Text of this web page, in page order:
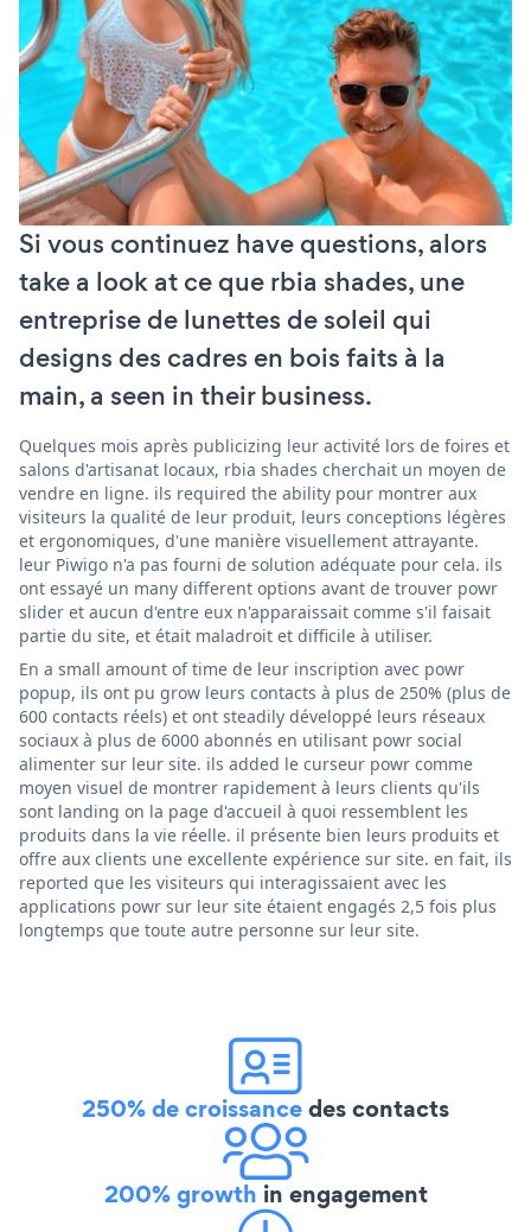
Si vous continuez have questions, alors
take a look at ce que rbia shades, une
entreprise de lunettes de soleil qui
designs des cadres en bois faits à la
main, a seen in their business.
Quelques mois après publicizing leur activité lors de foires et
salons d'artisanat locaux, rbia shades cherchait un moyen de
vendre en ligne. ils required the ability pour montrer aux
visiteurs la qualité de leur produit, leurs conceptions légères
et ergonomiques, d'une manière visuellement attrayante.
leur Piwigo n'a pas fourni de solution adéquate pour cela. ils
ont essayé un many different options avant de trouver powr
slider et aucun d'entre eux n'apparaissait comme s'il faisait
partie du site, et était maladroit et difficile à utiliser.
En a small amount of time de leur inscription avec powr
popup, ils ont pu grow leurs contacts à plus de 250% (plus de
600 contacts réels) et ont steadily développé leurs réseaux
sociaux à plus de 6000 abonnés en utilisant powr social
alimenter sur leur site. ils added le curseur powr comme
moyen visuel de montrer rapidement à leurs clients qu'ils
sont landing on la page d'accueil à quoi ressemblent les
produits dans la vie réelle. il présente bien leurs produits et
offre aux clients une excellente expérience sur site. en fait, ils
reported que les visiteurs qui interagissaient avec les
applications powr sur leur site étaient engagés 2,5 fois plus
longtemps que toute autre personne sur leur site.
250% de croissancedes contacts
200% growth in engagement